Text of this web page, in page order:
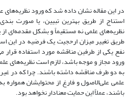
در این مقاله نشان داده شد که ورود نظریه‌‌های
استناج از طریق بهترین تبیین، یا صورت بندی
نظریه‌‌های علمی نه مستقیماً و بشکل مقدمه‌‌‌ای
طریق تغییر میزان ارحجیت یک فرضیه در این
نفع یکی از طرفین مناقشه مورد استفاده قرار
ورود مجاز و موجه باشد، لازم است نظریه‌‌های
به دو طرف مناقشه داشته باشند. چرا که در
علمی علی‌الاصول و فارغ از محتوایشان همواره
باشند، عملاً این حمایت معنادار نخواهد بود.